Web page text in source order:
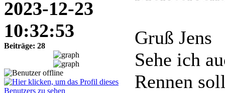
2023-12-23
10:32:53
Beiträge: 28
Gruß Jens
Sehe ich
Rennen